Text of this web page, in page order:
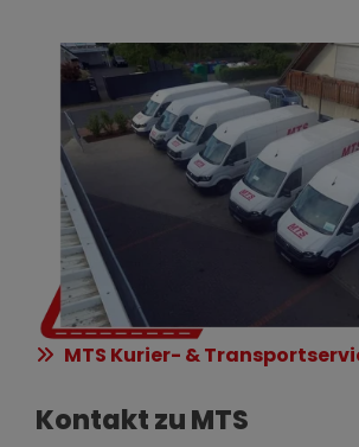
MTS Kurier- &
Kontakt zu MTS